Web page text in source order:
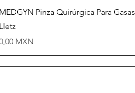
Vista rápida
MEDGYN Pinza Quirúrgica Para Gasas
Lletz
MXN